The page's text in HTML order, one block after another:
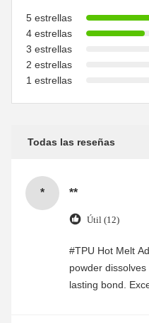
5 estrellas
4 estrellas
3 estrellas
2 estrellas
1 estrellas
Todas las reseñas
* **
Útil (12)
#TPU Hot Melt
powder
lasting bond.